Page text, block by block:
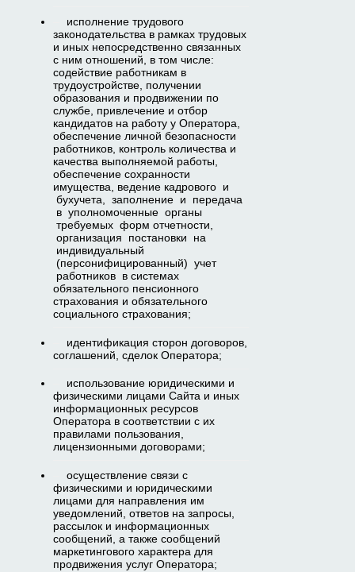
исполнение трудового
законодательства в рамках трудовых
и иных непосредственно связанных
с ним отношений, в том числе:
содействие работникам в
трудоустройстве, получении
образования и продвижении по
службе, привлечение и отбор
кандидатов на работу у Оператора,
обеспечение личной безопасности
работников, контроль количества и
качества выполняемой работы,
обеспечение сохранности
имущества, ведение кадрового и
бухучета, заполнение и передача
в уполномоченные органы
требуемых форм отчетности,
организация постановки на
индивидуальный
(персонифицированный) учет
работников в системах
обязательного пенсионного
страхования и обязательного
социального страхования;
идентификация сторон договоров,
соглашений, сделок Оператора;
использование юридическими и
физическими лицами Сайта и иных
информационных ресурсов
Оператора в соответствии с их
правилами пользования,
лицензионными договорами;
осуществление связи с
физическими и юридическими
лицами для направления им
уведомлений, ответов на запросы,
рассылок и информационных
сообщений, а также сообщений
маркетингового характера для
продвижения услуг Оператора;